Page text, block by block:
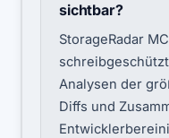
sichtbar?
StorageRadar
Analysen der
Diffs und